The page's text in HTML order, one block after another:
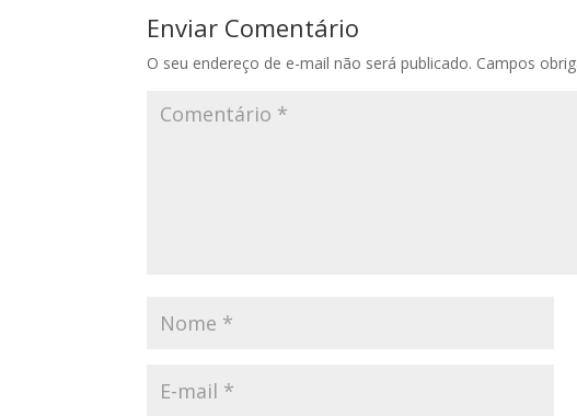
Enviar Comentário
O seu endereço de e-mail não será publicado. Campos